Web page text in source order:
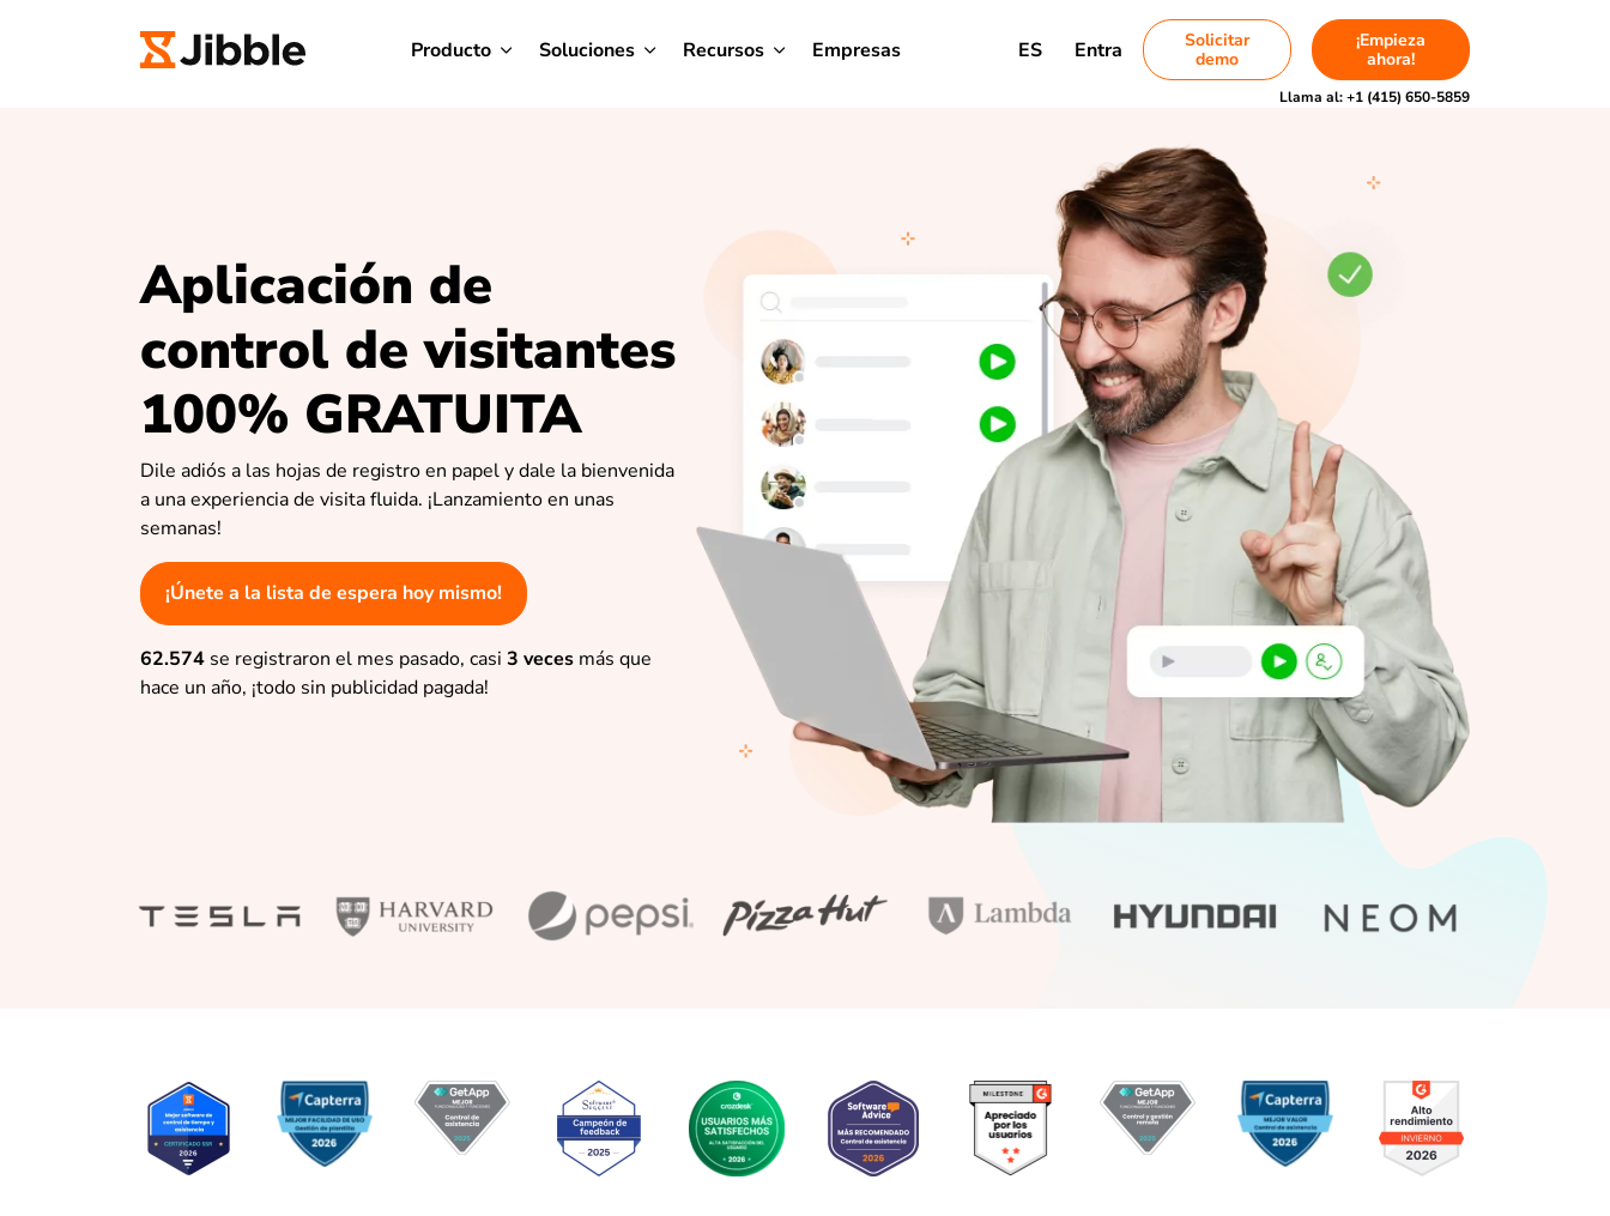
Producto Soluciones Recursos Empresas ES Entra
Solicitar
demo
¡Empieza
ahora!
Llama al:+1 (415) 650-5859
Aplicación de
control de visitantes
100% GRATUITA
Dile adiós a las hojas de registro en papel y dale la bienvenida
a una experiencia de visita fluida. ¡Lanzamiento en unas
semanas!
¡Únete a la lista de espera hoy mismo!
62.574 se registraron el mes pasado, casi 3 veces más que
hace un año, ¡todo sin publicidad pagada!